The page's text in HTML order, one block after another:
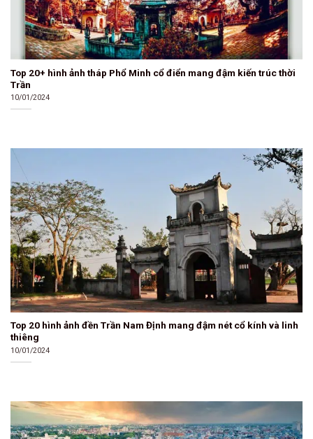
Top 20+ hình ảnh tháp Phổ Minh cổ điển mang đậm kiến trúc thời
Trần
10/01/2024
Top 20 hình ảnh đền Trần Nam Định mang đậm nét cổ kính và linh
thiêng
10/01/2024